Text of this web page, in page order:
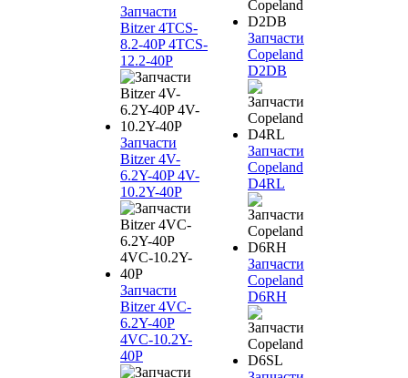
Запчасти
Bitzer 4TCS-
8.2-40P 4TCS-
12.2-40P
Запчасти
Bitzer 4V-
6.2Y-40P 4V-
10.2Y-40P
Запчасти
Bitzer 4VC-
6.2Y-40P
4VC-10.2Y-
40P
Запчасти
Copeland
D2DB
Запчасти
Copeland
D4RL
Запчасти
Copeland
D6RH